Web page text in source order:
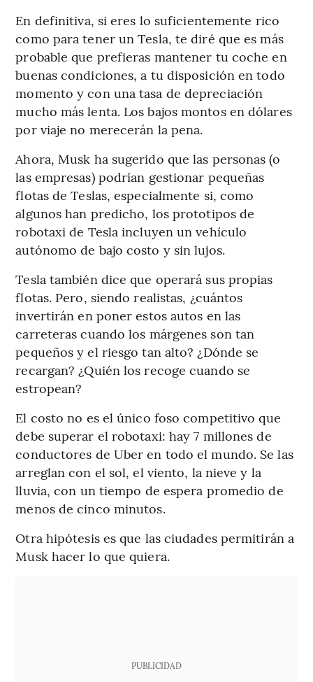
En definitiva, si eres lo suficientemente rico
como para tener un Tesla, te diré que es más
probable que prefieras mantener tu coche en
buenas condiciones, a tu disposición en todo
momento y con una tasa de depreciación
mucho más lenta. Los bajos montos en dólares
por viaje no merecerán la pena.
Ahora, Musk ha sugerido que las personas (o
las empresas) podrían gestionar pequeñas
flotas de Teslas, especialmente si, como
algunos han predicho, los prototipos de
robotaxi de Tesla incluyen un vehículo
autónomo de bajo costo y sin lujos.
Tesla también dice que operará sus propias
flotas. Pero, siendo realistas, ¿cuántos
invertirán en poner estos autos en las
carreteras cuando los márgenes son tan
pequeños y el riesgo tan alto? ¿Dónde se
recargan? ¿Quién los recoge cuando se
estropean?
El costo no es el único foso competitivo que
debe superar el robotaxi: hay 7 millones de
conductores de Uber en todo el mundo. Se las
arreglan con el sol, el viento, la nieve y la
lluvia, con un tiempo de espera promedio de
menos de cinco minutos.
Otra hipótesis es que las ciudades permitirán a
Musk hacer lo que quiera.
PUBLICIDAD